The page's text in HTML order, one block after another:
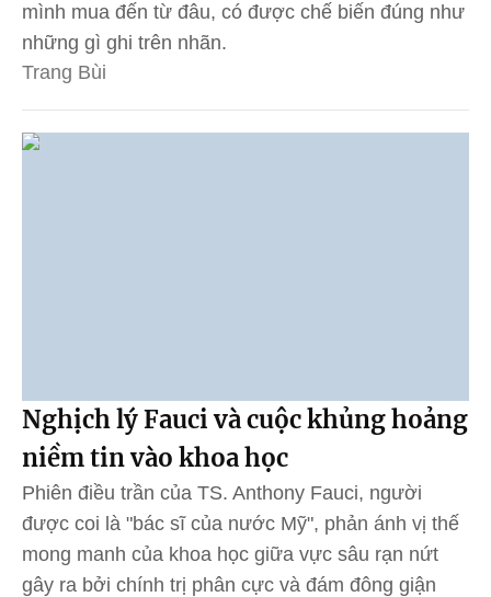
mình mua đến từ đâu, có được chế biến đúng như
những gì ghi trên nhãn.
Trang Bùi
Nghịch lý Fauci và cuộc khủng hoảng
niềm tin vào khoa học
Phiên điều trần của TS. Anthony Fauci, người
được coi là "bác sĩ của nước Mỹ", phản ánh vị thế
mong manh của khoa học giữa vực sâu rạn nứt
gây ra bởi chính trị phân cực và đám đông giận